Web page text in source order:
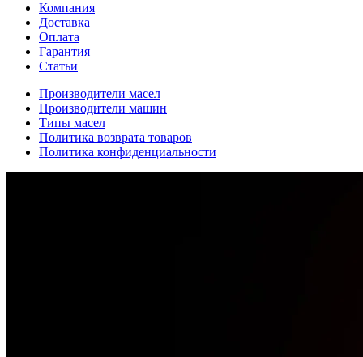
Компания
Доставка
Оплата
Гарантия
Статьи
Производители масел
Производители машин
Типы масел
Политика возврата товаров
Политика конфиденциальности